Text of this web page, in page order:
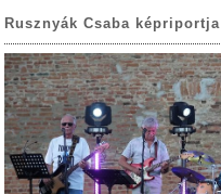
Rusznyák Csaba képriportja